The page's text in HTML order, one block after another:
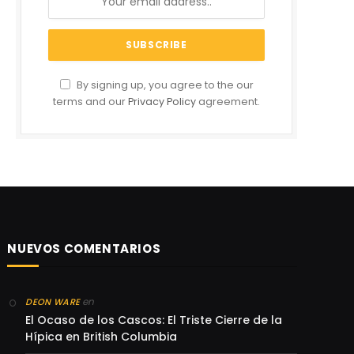
By signing up, you agree to the our
terms and ourPrivacy Policy agreement.
NUEVOS COMENTARIOS
DEON WAREen
El Ocaso de los Cascos: El Triste Cierre de la
Hípica en British Columbia